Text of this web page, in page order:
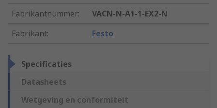
Fabrikantnummer:
VACN-N-A1-1-EX2-N
Fabrikant: Festo
Specificaties
Datasheets
Wetgeving en conformiteit